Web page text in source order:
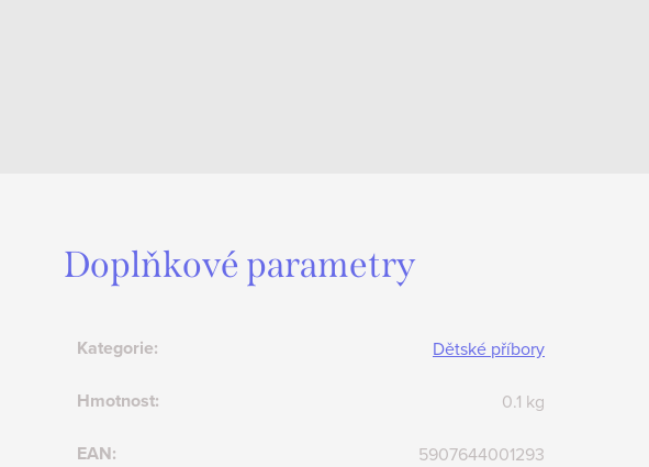
Doplňkové parametry
Kategorie: Dětské příbory
Hmotnost: 0.1 kg
EAN: 5907644001293